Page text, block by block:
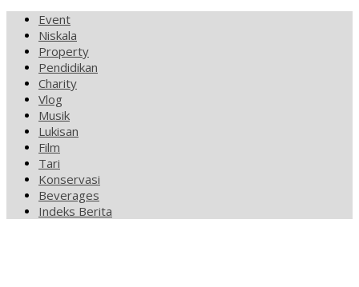
Event
Niskala
Property
Pendidikan
Charity
Vlog
Musik
Lukisan
Film
Tari
Konservasi
Beverages
Indeks Berita